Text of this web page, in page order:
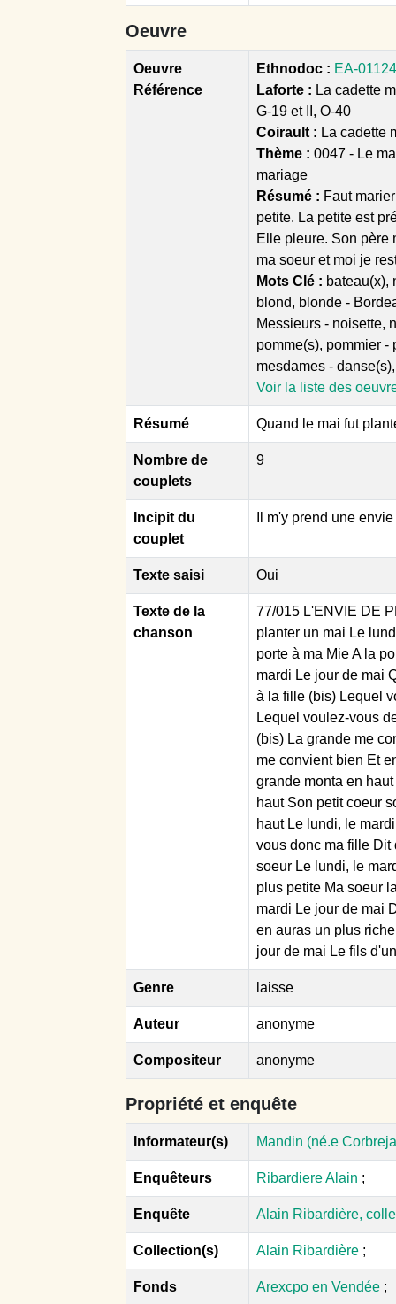
Oeuvre
Oeuvre
Référence
Ethnodoc : EA-
Laforte : La cadette
G-19 et II, O-40
Coirault : La cadette
Thème : 0047 - Le
mariage
Résumé : Faut
petite. La petite est
Elle pleure. Son père
ma soeur et moi je
Mots Clé : bateau(x),
blond, blonde -
Messieurs - noisette,
pomme(s), pommier -
mesdames -
Voir la liste des
Résumé Quand le mai fut
Nombre de
couplets
9
Incipit du
couplet
Il m'y prend une
Texte saisi Oui
Texte de la
chanson
77/015 L'ENVIE DE
planter un mai Le
porte à ma Mie A la
mardi Le jour de mai
à la fille (bis) Lequel
Lequel voulez-vous
(bis) La grande me
me convient bien Et
grande monta en
haut Son petit coeur
haut Le lundi, le
vous donc ma fille Dit
soeur Le lundi, le
plus petite Ma soeur
mardi Le jour de mai
en auras un plus
jour de mai Le fils
Genre laisse
Auteur anonyme
Compositeur anonyme
Propriété et enquête
Informateur(s) Mandin (né.e
Enquêteurs Ribardiere Alain ;
Enquête Alain Ribardière,
Collection(s) Alain Ribardière ;
Fonds Arexcpo en Vendée ;